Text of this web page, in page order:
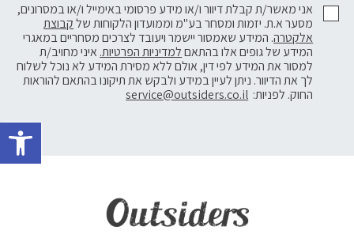
אני מאשר/ת קבלת דיוור ו/או מידע פרסומי באימייל ו/או במסרונים,
מסער א.ת. יזמות ומסחר בע"מ וממועדון הלקוחות שלקבוצת
אלקטרה. המידע שאמסור יישמר ויעובד לצרכים מסחריים במאגרי
המידע של גופים אלו בהתאםלמדיניות הפרטיות. איני מחויב/ת
למסור את המידע לפי דין, אולם ללא מסירת המידע לא נוכל לשלוח
לך את הדיוור. ניתן לעיין במידע ולבקש את תיקונו בהתאם להוראות
החוק. לפניות: service@outsiders.co.il